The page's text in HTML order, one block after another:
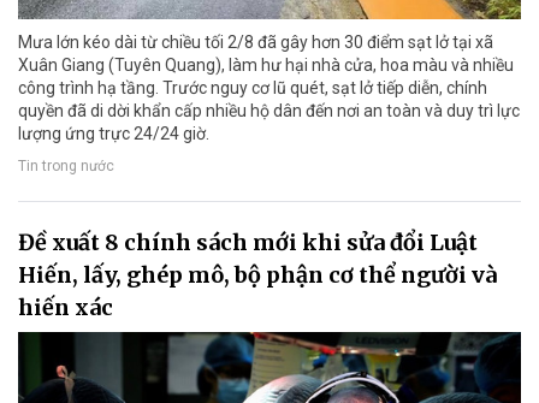
Mưa lớn kéo dài từ chiều tối 2/8 đã gây hơn 30 điểm sạt lở tại xã
Xuân Giang (Tuyên Quang), làm hư hại nhà cửa, hoa màu và nhiều
công trình hạ tầng. Trước nguy cơ lũ quét, sạt lở tiếp diễn, chính
quyền đã di dời khẩn cấp nhiều hộ dân đến nơi an toàn và duy trì lực
lượng ứng trực 24/24 giờ.
Tin trong nước
Đề xuất 8 chính sách mới khi sửa đổi Luật
Hiến, lấy, ghép mô, bộ phận cơ thể người và
hiến xác